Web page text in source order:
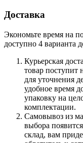
Доставка
Экономьте время на
доступно 4 варианта
Курьерская
товар поступит
для уточнения
удобное время
упаковку на
комплектации.
Самовывоз из
выбора
склад, вам